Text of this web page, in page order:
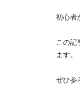
初心者
この記
ます。
ぜひ参